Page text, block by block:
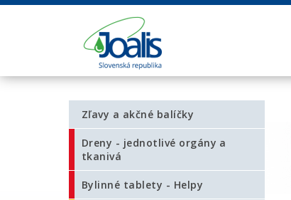
Zľavy a akčné balíčky
Dreny - jednotlivé orgány a
tkanivá
Bylinné tablety - Helpy